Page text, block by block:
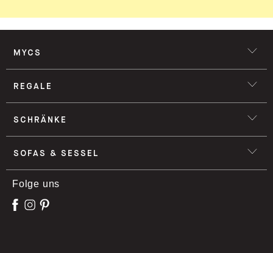
MYCS
REGALE
SCHRÄNKE
SOFAS & SESSEL
Folge uns